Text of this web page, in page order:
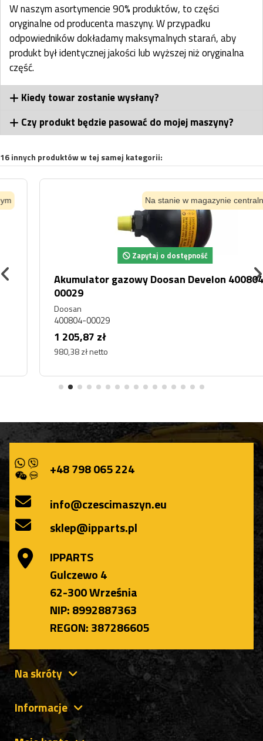
W naszym asortymencie 90% produktów, to części
oryginalne od producenta maszyny. W przypadku
odpowiedników dokładamy maksymalnych starań, aby
produkt był identycznej jakości lub wyższej niż oryginalna
część.
Kiedy towar zostanie wysłany?
Czy produkt będzie pasować do mojej maszyny?
16 innych produktów w tej samej kategorii:
Na stanie w magazynie centralnym
Zapytaj o dostępność
Akumulator gazowy Doosan Develon 400804-
400804-00029
1 205,87 zł
980,38 zł netto
+48 798 065 224
info@czescimaszyn.eu
sklep@ipparts.pl
IPPARTS
Gulczewo 4
62-300 Września
NIP: 8992887363
REGON: 387286605
Na skróty
Informacje